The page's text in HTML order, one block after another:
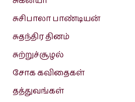
சுசிபாலா பாண்டியன்
சுதந்திர தினம்
சுற்றுச்சூழல்
சோக கவிதைகள்
தத்துவங்கள்